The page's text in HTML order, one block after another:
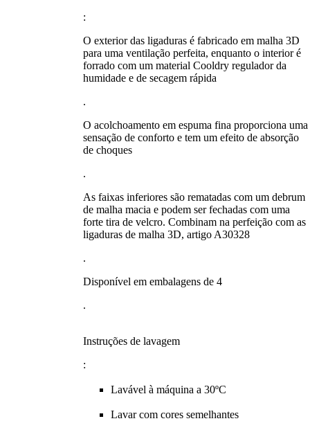
:
O exterior das ligaduras é fabricado em malha 3D
para uma ventilação perfeita, enquanto o interior é
forrado com um material Cooldry regulador da
humidade e de secagem rápida
.
O acolchoamento em espuma fina proporciona uma
sensação de conforto e tem um efeito de absorção
de choques
.
As faixas inferiores são rematadas com um debrum
de malha macia e podem ser fechadas com uma
forte tira de velcro. Combinam na perfeição com as
ligaduras de malha 3D, artigo A30328
.
Disponível em embalagens de 4
.
Instruções de lavagem
:
Lavável à máquina a 30ºC
Lavar com cores semelhantes